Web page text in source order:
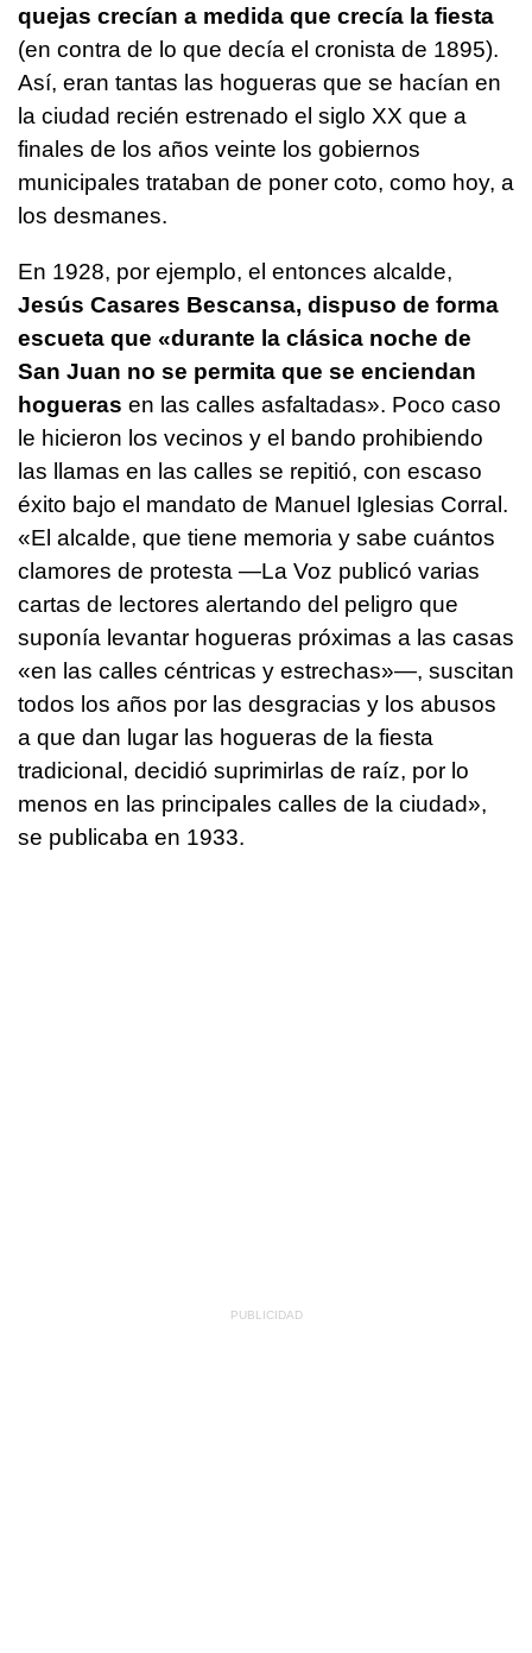
quejas crecían a medida que crecía la fiesta
(en contra de lo que decía el cronista de 1895).
Así, eran tantas las hogueras que se hacían en
la ciudad recién estrenado el siglo XX que a
finales de los años veinte los gobiernos
municipales trataban de poner coto, como hoy, a
los desmanes.
En 1928, por ejemplo, el entonces alcalde,
Jesús Casares Bescansa, dispuso de forma
escueta que «durante la clásica noche de
San Juan no se permita que se enciendan
hogueras en las calles asfaltadas». Poco caso
le hicieron los vecinos y el bando prohibiendo
las llamas en las calles se repitió, con escaso
éxito bajo el mandato de Manuel Iglesias Corral.
«El alcalde, que tiene memoria y sabe cuántos
clamores de protesta —La Voz publicó varias
cartas de lectores alertando del peligro que
suponía levantar hogueras próximas a las casas
«en las calles céntricas y estrechas»—, suscitan
todos los años por las desgracias y los abusos
a que dan lugar las hogueras de la fiesta
tradicional, decidió suprimirlas de raíz, por lo
menos en las principales calles de la ciudad»,
se publicaba en 1933.